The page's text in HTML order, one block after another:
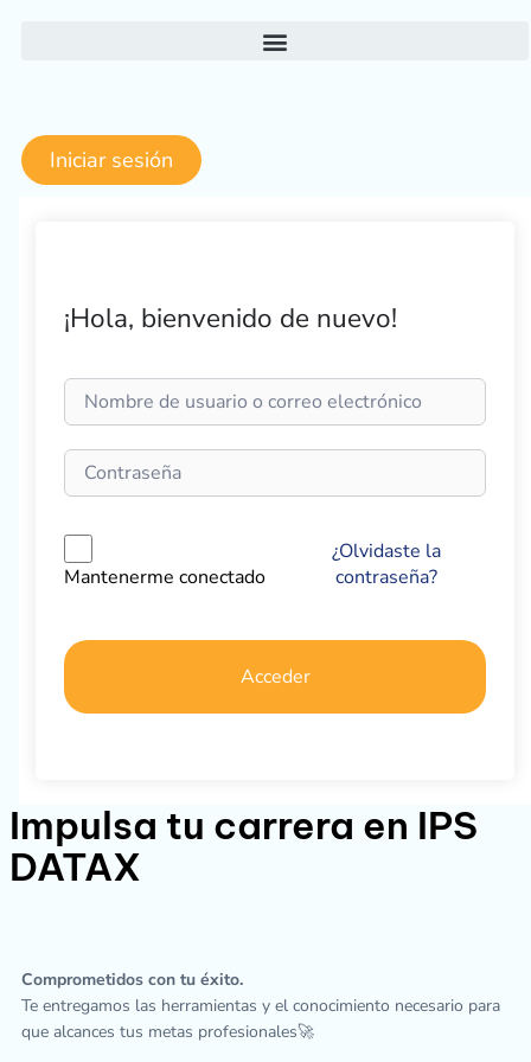
Iniciar sesión
¡Hola, bienvenido de nuevo!
Mantenerme conectado
¿Olvidaste la
contraseña?
Acceder
Impulsa tu carrera en IPS
DATAX
Comprometidos con tu éxito.
Te entregamos las herramientas y el conocimiento necesario para
que alcances tus metas profesionales🚀